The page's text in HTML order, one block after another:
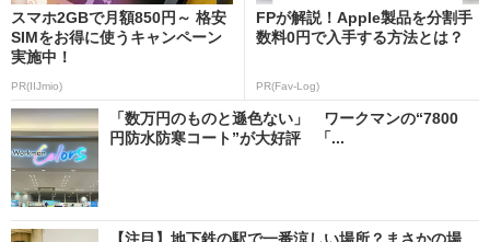
スマホ2GBで月額850円～ 格安
SIMをお得に使うキャンペーン
実施中！
PR(IIJmio)
FPが解説！Apple製品を分割手
数料0円で入手する方法とは？
PR(Fav-Log)
「数万円のものと遜色ない」 ワークマンの“7800
円防水防寒コート”が大好評 「...